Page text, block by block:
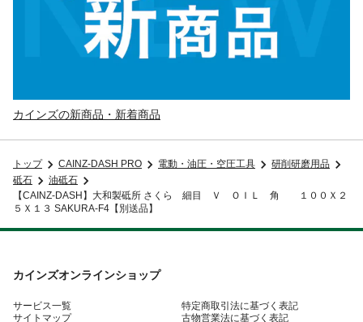
カインズの新商品・新着商品
トップ CAINZ-DASH PRO 電動・油圧・空圧工具
研削研磨用品
砥石
油砥石
【CAINZ-DASH】大和製砥所 さくら 細目 Ｖ ＯＩＬ 角 １００Ｘ２
５Ｘ１３ SAKURA-F4【別送品】
カインズオンラインショップ
サービス一覧
サイトマップ
特定商取引法に基づく表記
古物営業法に基づく表記